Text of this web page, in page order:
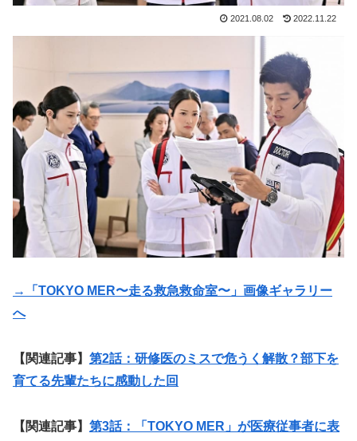
2021.08.02 2022.11.22
→「TOKYO MER〜走る救急救命室〜」画像ギャラリー
へ
【関連記事】 第2話：研修医のミスで危うく解散？部下を
育てる先輩たちに感動した回
【関連記事】 第3話：「TOKYO MER」が医療従事者に表